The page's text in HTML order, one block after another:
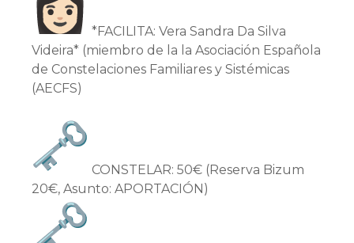
*FACILITA: Vera Sandra Da Silva
Videira* (miembro de la la Asociación Española
de Constelaciones Familiares y Sistémicas
(AECFS)
CONSTELAR: 50€ (Reserva Bizum
20€, Asunto: APORTACIÓN)